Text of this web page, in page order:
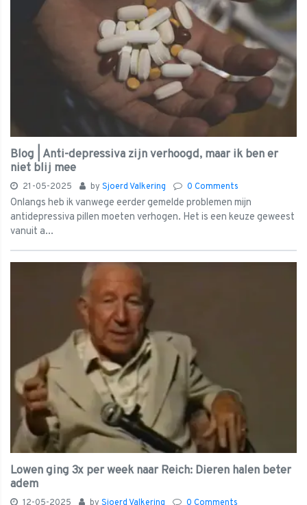
Blog | Anti-depressiva zijn verhoogd, maar ik ben er
niet blij mee
21-05-2025 by Sjoerd Valkering 0 Comments
Onlangs heb ik vanwege eerder gemelde problemen mijn
antidepressiva pillen moeten verhogen. Het is een keuze geweest
vanuit a...
Lowen ging 3x per week naar Reich: Dieren halen beter
adem
12-05-2025 by Sjoerd Valkering 0 Comments